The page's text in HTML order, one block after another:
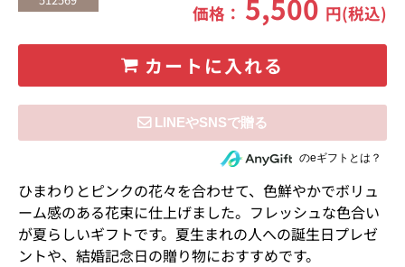
価格： 5,500 円(税込)
カートに入れる
住所を知らない相手にeギフトで贈るのeギフトとは？
ひまわりとピンクの花々を合わせて、色鮮やかでボリュ
ーム感のある花束に仕上げました。フレッシュな色合い
が夏らしいギフトです。夏生まれの人への誕生日プレゼ
ントや、結婚記念日の贈り物におすすめです。